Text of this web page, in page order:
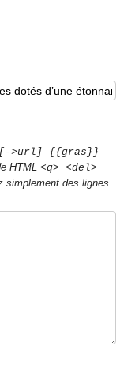
[->url] {{gras}}
HTML<q> <del>
simplement des lignes